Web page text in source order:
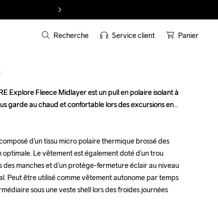
Recherche Service client Panier
Explore Fleece Midlayer est un pull en polaire isolant à
garde au chaud et confortable lors des excursions en
d’un tissu micro polaire thermique brossé des
Le vêtement est également doté d’un trou
manches et d’un protège-fermeture éclair au niveau
Peut être utilisé comme vêtement autonome par temps
sous une veste shell lors des froides journées
Explore Fleece Midlayer est un pull en polaire isolant à
garde au chaud et confortable lors des excursions en
d’un tissu micro polaire thermique brossé des
Le vêtement est également doté d’un trou
manches et d’un protège-fermeture éclair au niveau
Peut être utilisé comme vêtement autonome par temps
sous une veste shell lors des froides journées